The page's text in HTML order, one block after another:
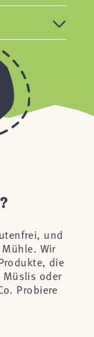
und
Wir
die
Müslis oder
Probiere